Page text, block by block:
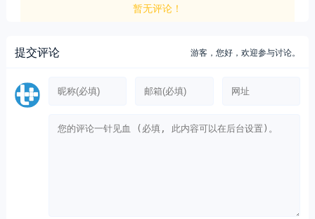
暂无评论！
提交评论 游客，您好，欢迎参与讨论。